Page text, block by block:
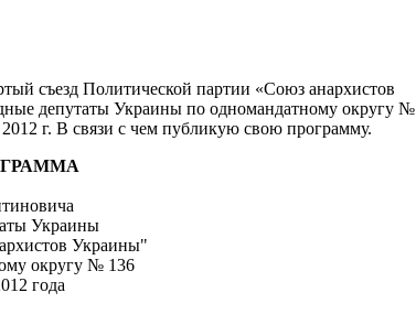
съезд Политической партии «Союз анархистов
депутаты Украины по одномандатному округу №
г. В связи с чем публикую свою программу.
Украины
Украины"
округу № 136
года